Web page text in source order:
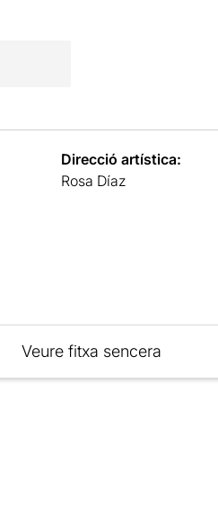
Direcció artística:
Rosa Díaz
Veure fitxa sencera